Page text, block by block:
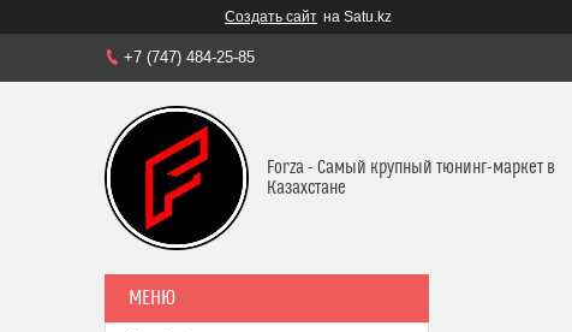
Создать сайт на Satu.kz
+7 (747) 484-25-85
Forza - Самый крупный тюнинг-маркет в
Казахстане